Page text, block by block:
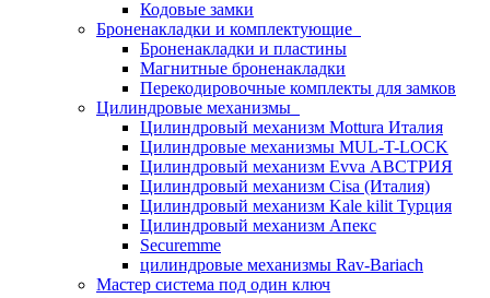
Кодовые замки
Броненакладки и комплектующие
Броненакладки и пластины
Магнитные броненакладки
Перекодировочные комплекты для замков
Цилиндровые механизмы
Цилиндровый механизм Mottura Италия
Цилиндровые механизмы MUL-T-LOCK
Цилиндровый механизм Evva АВСТРИЯ
Цилиндровый механизм Cisa (Италия)
Цилиндровый механизм Kale kilit Турция
Цилиндровый механизм Апекс
Securemme
цилиндровые механизмы Rav-Bariach
Мастер система под один ключ